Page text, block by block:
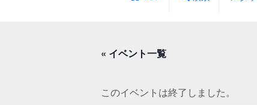
« イベント一覧
このイベントは終了しました。